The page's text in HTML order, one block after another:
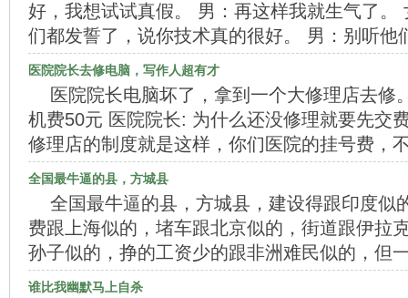
好，我想试试真假。 男：再这样我就生气了。
们都发誓了，说你技术真的很好。 男：别听他
医院院长去修电脑，写作人超有才
医院院长电脑坏了，拿到一个大修理店去修
机费50元 医院院长: 为什么还没修理就要先交
修理店的制度就是这样，你们医院的挂号费，
全国最牛逼的县，方城县
全国最牛逼的县，方城县，建设得跟印度似
费跟上海似的，堵车跟北京似的，街道跟伊拉
孙子似的，挣的工资少的跟非洲难民似的，但
谁比我幽默马上自杀